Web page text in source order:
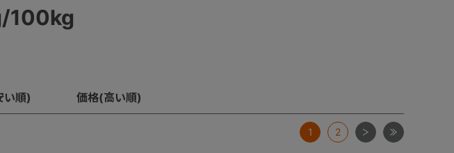
100kg
い順) 価格(高い順)
1 2 次 最後